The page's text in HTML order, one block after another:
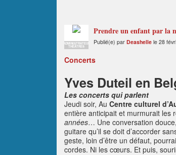
ADMINISTRATEUR
THÉÂTRES
Prendre un enfant par la
Publié(e) par Deashelle le 28
Concerts
Yves Duteil en
Les concerts qui parlent
Jeudi soir, Au Centre culturel
entière anticipait et murmurait les
années… Une conversation
guitare qu’il se doit d’accorder
geste, loin d’être un défaut,
cordes. Ni les cœurs. Et puis,